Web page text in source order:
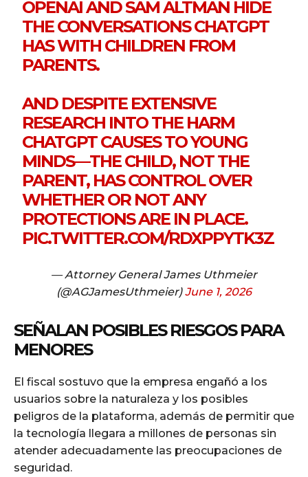
OPENAI AND SAM ALTMAN HIDE
THE CONVERSATIONS CHATGPT
HAS WITH CHILDREN FROM
PARENTS.
AND DESPITE EXTENSIVE
RESEARCH INTO THE HARM
CHATGPT CAUSES TO YOUNG
MINDS—THE CHILD, NOT THE
PARENT, HAS CONTROL OVER
WHETHER OR NOT ANY
PROTECTIONS ARE IN PLACE.
PIC.TWITTER.COM/RDXPPYTK3Z
— Attorney General James Uthmeier
(@AGJamesUthmeier)June 1, 2026
SEÑALAN POSIBLES RIESGOS PARA
MENORES
El fiscal sostuvo que la empresa engañó a los
usuarios sobre la naturaleza y los posibles
peligros de la plataforma, además de permitir que
la tecnología llegara a millones de personas sin
atender adecuadamente las preocupaciones de
seguridad.